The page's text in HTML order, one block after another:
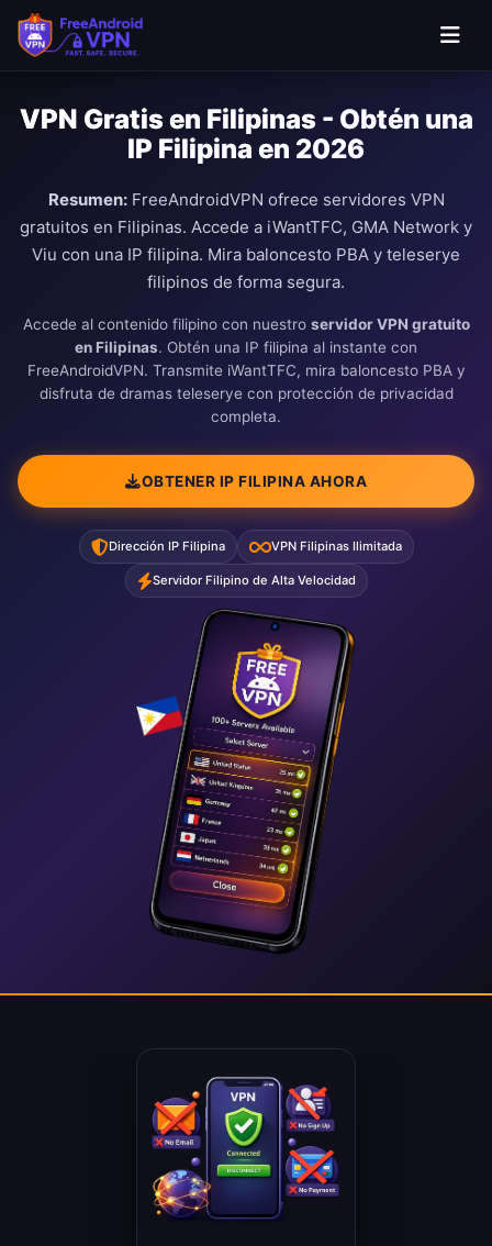
Saltar al contenido principal
VPN Gratis en Filipinas - Obtén una
IP Filipina en 2026
Resumen:FreeAndroidVPN ofrece servidores VPN
gratuitos en Filipinas. Accede a iWantTFC, GMA Network y
Viu con una IP filipina. Mira baloncesto PBA y teleserye
filipinos de forma segura.
Accede al contenido filipino con nuestro servidor VPN gratuito
en Filipinas. Obtén una IP filipina al instante con
FreeAndroidVPN. Transmite iWantTFC, mira baloncesto PBA y
disfruta de dramas teleserye con protección de privacidad
completa.
OBTENER IP FILIPINA AHORA
Dirección IP Filipina VPN Filipinas Ilimitada
Servidor Filipino de Alta Velocidad